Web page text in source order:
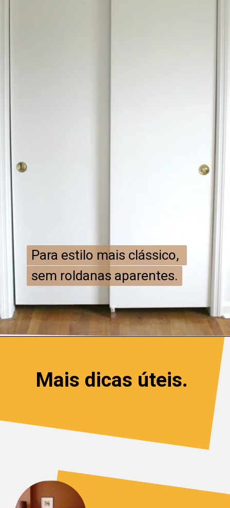
Para estilo mais clássico,
sem roldanas aparentes.
Para estilo mais clássico,
sem roldanas aparentes.
Mais dicas úteis.